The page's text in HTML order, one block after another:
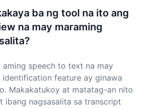
ba ng tool na ito ang
na may maraming
aming speech to text na may
identification feature ay ginawa
Makakatukoy at matatag-an nito
ibang nagsasalita sa transcript